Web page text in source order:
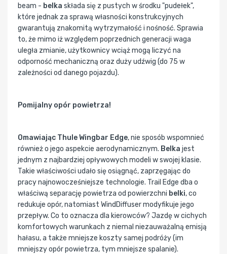
beam - belka składa się z pustych w środku "pudełek",
które jednak za sprawą własności konstrukcyjnych
gwarantują znakomitą wytrzymałość i nośność. Sprawia
to, że mimo iż względem poprzednich generacji waga
uległa zmianie, użytkownicy wciąż mogą liczyć na
odporność mechaniczną oraz duży udźwig (do 75 w
zależności od danego pojazdu).
Pomijalny opór powietrza!
Omawiając Thule Wingbar Edge, nie sposób wspomnieć
również o jego aspekcie aerodynamicznym. Belka jest
jednym z najbardziej opływowych modeli w swojej klasie.
Takie właściwości udało się osiągnąć, zaprzęgając do
pracy najnowocześniejsze technologie. Trail Edge dba o
właściwą separację powietrza od powierzchni belki, co
redukuje opór, natomiast WindDiffuser modyfikuje jego
przepływ. Co to oznacza dla kierowców? Jazdę w cichych
komfortowych warunkach z niemal niezauważalną emisją
hałasu, a także mniejsze koszty samej podróży (im
mniejszy opór powietrza, tym mniejsze spalanie).